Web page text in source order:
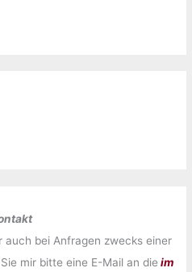
auch bei Anfragen zwecks einer
mir bitte eine E-Mail an die im